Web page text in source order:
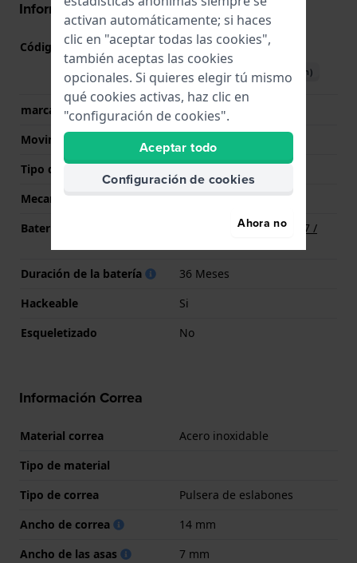
Información del movimiento
Código de Movimiento 2117( Ver especificaciones
Descargar manual (English)
marca del movimiento
Miyota
Movimiento suizo
No
Tipo de pantalla
Mecanismo
Cuarzo
Batería
Batería Renata R377 377 /
Duración de la batería
36 Meses
Hackeable
Si
Esqueletizado
No
Información Correa
Material correa
Acero inoxidable
Tipo de material
Tipo de correa
Pulsera de eslabones
Ancho de correa
14 mm
Ancho de las asas
7 mm
activan automáticamente; si haces
clic en "aceptar todas las cookies",
también aceptas las cookies
opcionales. Si quieres elegir tú mismo
qué cookies activas, haz clic en
"configuración de cookies".
Aceptar todo
Configuración de cookies
Ahora no